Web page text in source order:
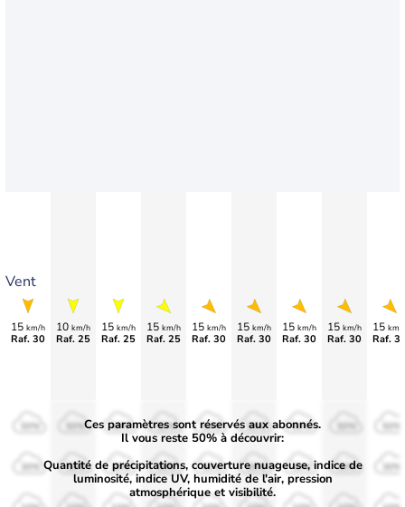
Vent
15 km/h
Raf. 30
10 km/h
Raf. 25
15 km/h
Raf. 25
15 km/h
Raf. 25
15 km/h
Raf. 30
15 km/h
Raf. 30
15 km/h
Raf. 30
15 km/h
Raf. 30
15 km/
Raf.
50%
30%
50%
30%
50%
30%
50%
30%
50%
30%
50%
30%
50%
30% 30% 30%
Ces paramètres sont réservés aux abonnés.
Il vous reste 50% à découvrir:
Quantité de précipitations, couverture nuageuse, indice de
luminosité, indice UV, humidité de l'air, pression
atmosphérique et visibilité.